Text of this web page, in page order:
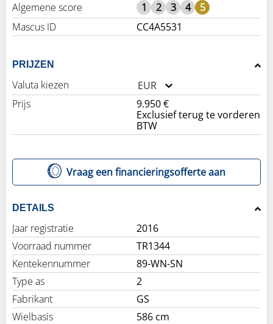
Algemene score
1 2 3 4
5
Mascus ID
CC4A5531
PRIJZEN
Valuta kiezen
EUR
Prijs
9.950 €
Exclusief terug te vorderen
BTW
Vraag een financieringsofferte aan
DETAILS
Jaar registratie
2016
Voorraad nummer
TR1344
Kentekennummer
89-WN-SN
Type as
2
Fabrikant
GS
Wielbasis
586 cm